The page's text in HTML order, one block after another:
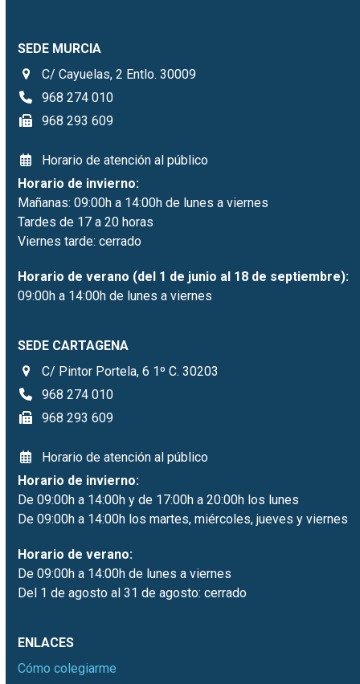
SEDE MURCIA
C/ Cayuelas, 2 Entlo. 30009
968 274 010
968 293 609
Horario de atención al público
Horario de invierno:
Mañanas: 09:00h a 14:00h de lunes a viernes
Tardes de 17 a 20 horas
Viernes tarde: cerrado
Horario de verano (del 1 de junio al 18 de septiembre):
09:00h a 14:00h de lunes a viernes
SEDE CARTAGENA
C/ Pintor Portela, 6 1º C. 30203
968 274 010
968 293 609
Horario de atención al público
Horario de invierno:
De 09:00h a 14:00h y de 17:00h a 20:00h los lunes
De 09:00h a 14:00h los martes, miércoles, jueves y viernes
Horario de verano:
De 09:00h a 14:00h de lunes a viernes
Del 1 de agosto al 31 de agosto: cerrado
ENLACES
Cómo colegiarme